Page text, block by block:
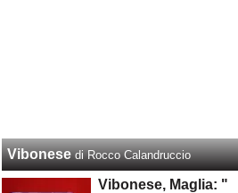
Vibonese di Rocco Calandruccio
Vibonese, Maglia: "